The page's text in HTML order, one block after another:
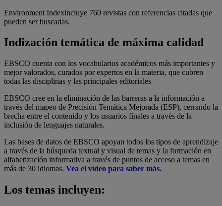
Environment Indexincluye 760 revistas con referencias citadas que
pueden ser buscadas.
Indización temática de máxima calidad
EBSCO cuenta con los vocabularios académicos más importantes y
mejor valorados, curados por expertos en la materia, que cubren
todas las disciplinas y las principales editoriales
EBSCO cree en la eliminación de las barreras a la información a
través del mapeo de Precisión Temática Mejorada (ESP), cerrando la
brecha entre el contenido y los usuarios finales a través de la
inclusión de lenguajes naturales.
Las bases de datos de EBSCO apoyan todos los tipos de aprendizaje
a través de la búsqueda textual y visual de temas y la formación en
alfabetización informativa a través de puntos de acceso a temas en
más de 30 idiomas. Vea el vídeo para saber más.
Los temas incluyen: